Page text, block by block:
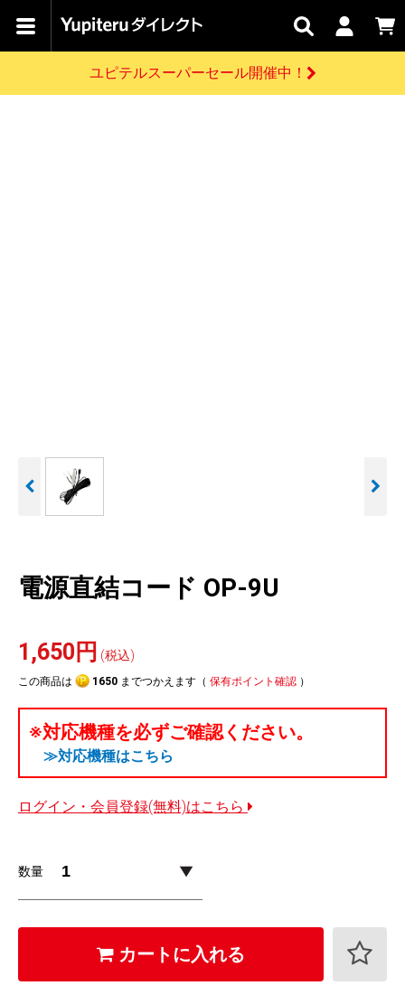
カテゴリで
キャン
ペーン
関連
サービス
お問い
合わせ
はじめての
アウトレット
駐車監視セット
開催中のキャンペーン
お買い物ガイド
ログインする
ユピテルスーパーセール開催中！
電源直結コード OP-9U
1,650円 (税込)
この商品は 1650 までつかえます（ 保有ポイント確認 ）
※対応機種を必ずご確認ください。
≫対応機種はこちら
ログイン・会員登録(無料)はこちら
数量
カートに入れる